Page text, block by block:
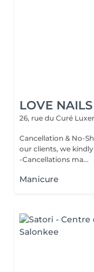
LOVE
26, rue du Curé
Cancellation & No-
our clients, we
-Cancellations ma...
Manicure